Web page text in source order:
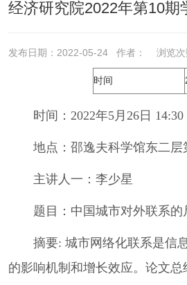
经济研究院2022年第10期
发布日期：2022-05-24 作者： 浏览次
时间
时间： 2022年5月 26 日 14:30
地点： 邵逸夫科学馆东二层
主讲人一： 李少星
题目： 中国城市对外联系
摘要: 城市网络化联系是信
的影响机制和增长效应。论文